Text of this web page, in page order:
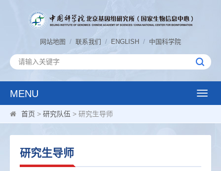
网站地图 / 联系我们 / ENGLISH / 中国科学院
MENU
Toggle
首页 > 研究队伍 > 研究生导师
研究生导师